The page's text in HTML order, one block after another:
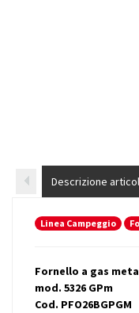
Descrizione
Linea Campeggio
Fornello a gas
mod. 5326 GPm
Cod. PFO26BGPGM